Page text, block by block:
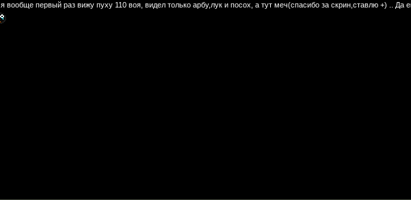
, я вообще первый раз вижу пуху 110 воя, видел только арбу,лук и посох, а тут меч(спасибо за скрин,ставлю +) .. Да